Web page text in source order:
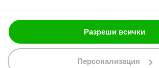
Разреши всички
Персонализация